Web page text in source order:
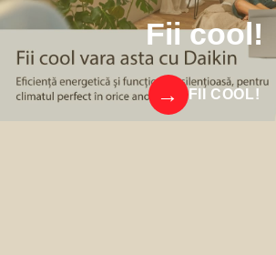
Fii cool!
FII COOL!